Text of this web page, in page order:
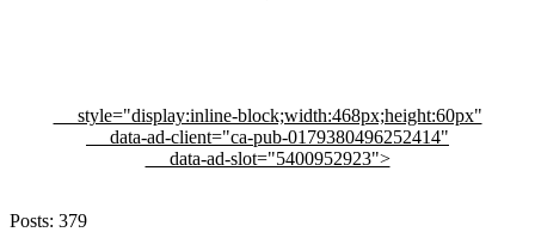
style="display:inline-block;width:468px;height:60px"
data-ad-client="ca-pub-0179380496252414"
data-ad-slot="5400952923">
Posts: 379